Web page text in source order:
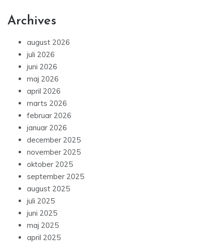
Archives
august 2026
juli 2026
juni 2026
maj 2026
april 2026
marts 2026
februar 2026
januar 2026
december 2025
november 2025
oktober 2025
september 2025
august 2025
juli 2025
juni 2025
maj 2025
april 2025